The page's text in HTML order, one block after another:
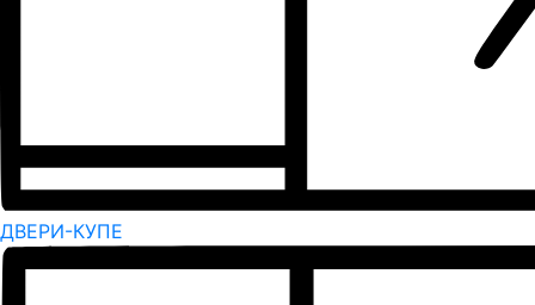
ДВЕРИ-КУПЕ